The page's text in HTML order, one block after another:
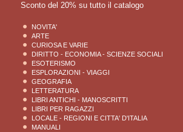
Sconto del 20% su tutto il catalogo
NOVITA'
ARTE
CURIOSA E VARIE
DIRITTO - ECONOMIA - SCIENZE SOCIALI
ESOTERISMO
ESPLORAZIONI - VIAGGI
GEOGRAFIA
LETTERATURA
LIBRI ANTICHI - MANOSCRITTI
LIBRI PER RAGAZZI
LOCALE - REGIONI E CITTA' D'ITALIA
MANUALI